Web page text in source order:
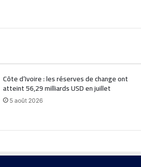
Côte d’Ivoire : les réserves de change ont
atteint 56,29 milliards USD en juillet
5 août 2026